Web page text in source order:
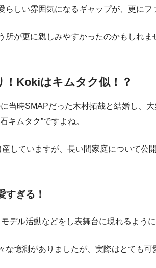
しい雰囲気になるギャップが、更にフ
が更に親しみやすかったのかもしれま
Kokiはキムタク似！？
当時SMAPだった木村拓哉と結婚し、
キムタク”ですよね。
していますが、長い間家庭について公
ぎる！
デル活動などをし表舞台に現れるように
な憶測がありましたが、実際はとても可